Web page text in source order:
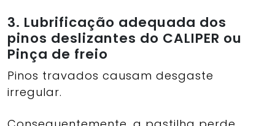
3. Lubrificação adequada dos
pinos deslizantes do CALIPER ou
Pinça de freio
Pinos travados causam desgaste
irregular.